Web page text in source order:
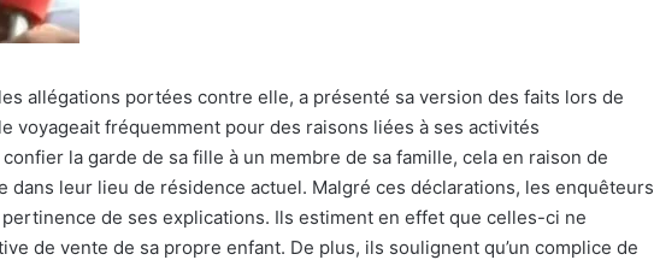
allégations portées contre elle, a présenté sa version des faits lors de
voyageait fréquemment pour des raisons liées à ses activités
la garde de sa fille à un membre de sa famille, cela en raison de
dans leur lieu de résidence actuel. Malgré ces déclarations, les enquêteurs
de ses explications. Ils estiment en effet que celles-ci ne
de vente de sa propre enfant. De plus, ils soulignent qu’un complice de